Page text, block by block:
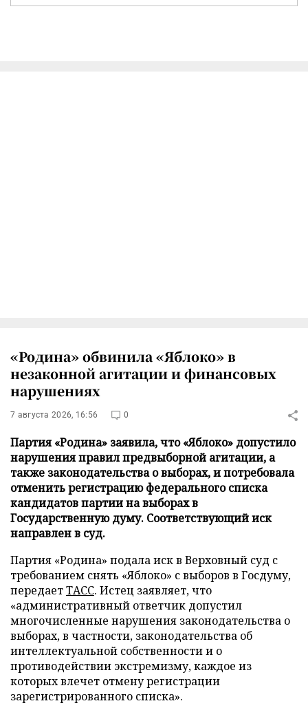
«Родина» обвинила «Яблоко» в
незаконной агитации и финансовых
нарушениях
7 августа 2026, 16:56 0
Партия «Родина» заявила, что «Яблоко» допустило
нарушения правил предвыборной агитации, а
также законодательства о выборах, и потребовала
отменить регистрацию федерального списка
кандидатов партии на выборах в
Государственную думу. Соответствующий иск
направлен в суд.
Партия «Родина» подала иск в Верховный суд с
требованием снять «Яблоко» с выборов в Госдуму,
передаетТАСС. Истец заявляет, что
«административный ответчик допустил
многочисленные нарушения законодательства о
выборах, в частности, законодательства об
интеллектуальной собственности и о
противодействии экстремизму, каждое из
которых влечет отмену регистрации
зарегистрированного списка».